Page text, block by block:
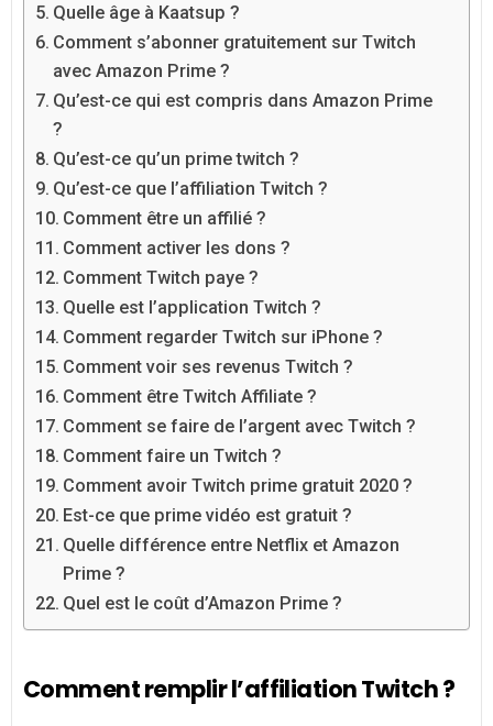
Quelle âge à Kaatsup ?
Comment s’abonner gratuitement sur Twitch
avec Amazon Prime ?
Qu’est-ce qui est compris dans Amazon Prime
?
Qu’est-ce qu’un prime twitch ?
Qu’est-ce que l’affiliation Twitch ?
Comment être un affilié ?
Comment activer les dons ?
Comment Twitch paye ?
Quelle est l’application Twitch ?
Comment regarder Twitch sur iPhone ?
Comment voir ses revenus Twitch ?
Comment être Twitch Affiliate ?
Comment se faire de l’argent avec Twitch ?
Comment faire un Twitch ?
Comment avoir Twitch prime gratuit 2020 ?
Est-ce que prime vidéo est gratuit ?
Quelle différence entre Netflix et Amazon
Prime ?
Quel est le coût d’Amazon Prime ?
Comment remplir l’affiliation Twitch ?